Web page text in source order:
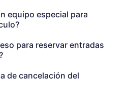
equipo especial para
para reservar entradas
de cancelación del